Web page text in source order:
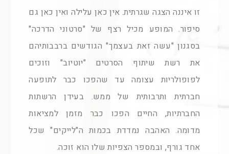
זו איננה הצגה שגרתית. אין כאן עלילה ואין כאן גם
סיפור. המופע מכיל רצף של "סרטוני הדרכה"
בסגנון "עשה זאת בעצמך" הגודשים ברבבותיהם
את רשת שיתוף הסרטים "יוטיוב" וזוכים
לפופולריות עצומה עד שהפכו כבר לתופעה
חברתית ותרבותית של ממש. בעידן הרשתות
החברתיות, החיים הפכו כבר מזמן למציאות
מדומה. האהבה נמדדת בכמות ה"לייקים" שכל
אחד גורף, ובמספר הצפיות שלו הוא זוכה.